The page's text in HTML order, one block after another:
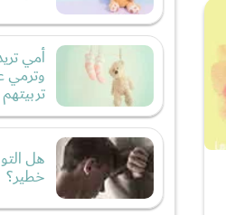
أمي
وترمي
تربيتهم
هل
خطير؟